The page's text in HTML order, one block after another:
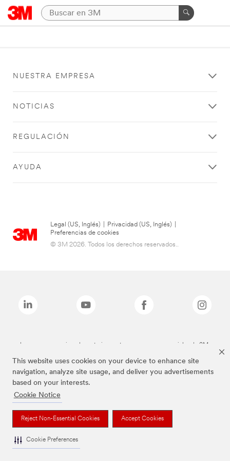
This website uses cookies on your device to enhance site
navigation, analyze site usage, and deliver you advertisements
based on your interests.
Cookie Notice
Reject Non-Essential Cookies Accept Cookies
Cookie Preferences
NUESTRA EMPRESA
NOTICIAS
REGULACIÓN
AYUDA
Legal (US, Inglés) Privacidad (US, Inglés)
Preferencias de cookies
© 3M 2026. Todos los derechos reservados..
Las marcas mencionadas anteriormente son marcas comerciales de 3M.